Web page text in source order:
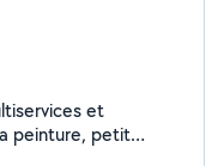
et
peinture, petit